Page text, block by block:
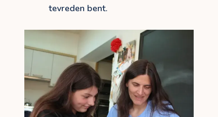
tevreden bent.